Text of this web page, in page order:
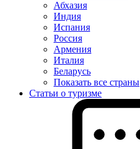
Абхазия
Индия
Испания
Россия
Армения
Италия
Беларусь
Показать все страны
Статьи о туризме